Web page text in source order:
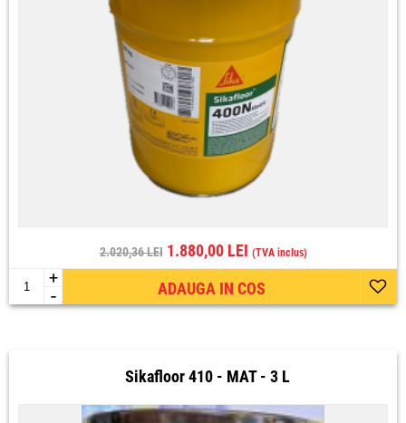
2.020,36 LEI1.880,00 LEI (TVA inclus)
+
- ADAUGA IN COS
Sikafloor 410 - MAT - 3 L